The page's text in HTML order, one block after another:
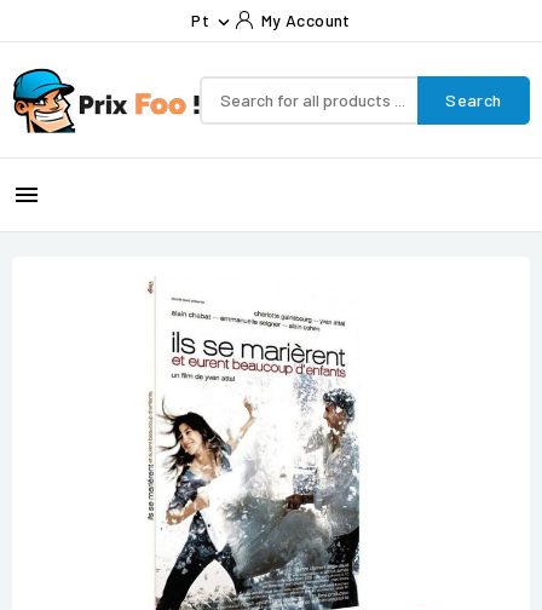
Pt  My Account
Search
